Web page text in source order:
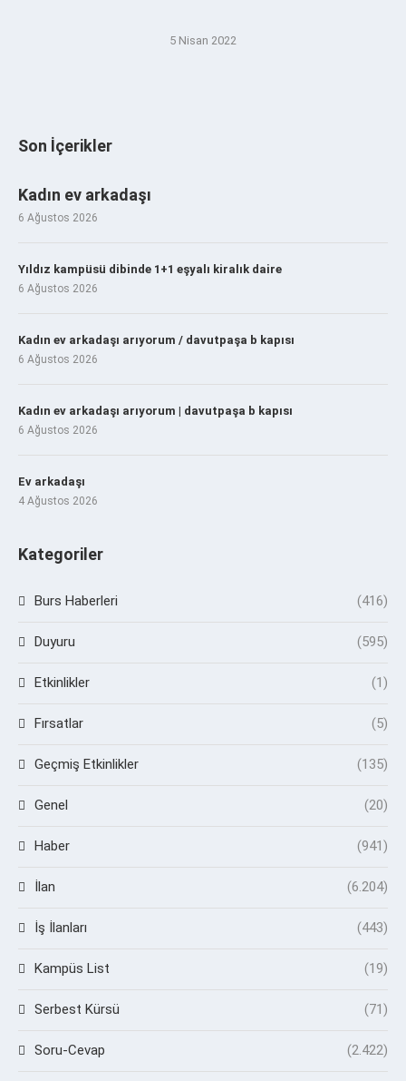
5 Nisan 2022
Son İçerikler
Kadın ev arkadaşı
6 Ağustos 2026
Yıldız kampüsü dibinde 1+1 eşyalı kiralık daire
6 Ağustos 2026
Kadın ev arkadaşı arıyorum / davutpaşa b kapısı
6 Ağustos 2026
Kadın ev arkadaşı arıyorum | davutpaşa b kapısı
6 Ağustos 2026
Ev arkadaşı
4 Ağustos 2026
Kategoriler
Burs Haberleri (416)
Duyuru (595)
Etkinlikler (1)
Fırsatlar (5)
Geçmiş Etkinlikler (135)
Genel (20)
Haber (941)
İlan (6.204)
İş İlanları (443)
Kampüs List (19)
Serbest Kürsü (71)
Soru-Cevap (2.422)